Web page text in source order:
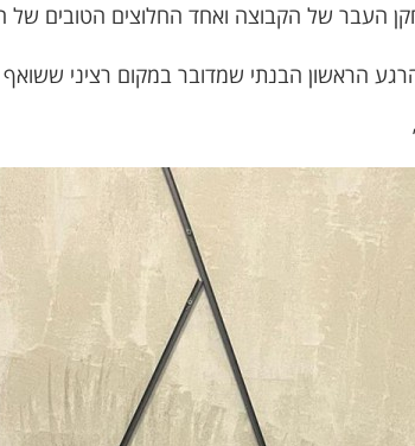
העבר של הקבוצה ואחד החלוצים הטובים של
הראשון הבנתי שמדובר במקום רציני